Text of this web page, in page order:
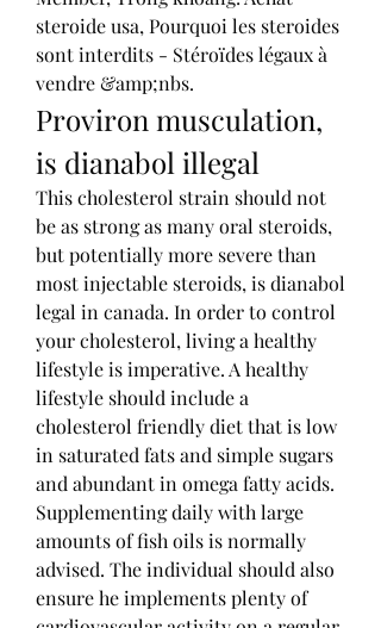
steroide usa, Pourquoi les steroides
sont interdits - Stéroïdes légaux à
vendre &amp;nbs.
Proviron musculation,
is dianabol illegal
This cholesterol strain should not
be as strong as many oral steroids,
but potentially more severe than
most injectable steroids, is dianabol
legal in canada. In order to control
your cholesterol, living a healthy
lifestyle is imperative. A healthy
lifestyle should include a
cholesterol friendly diet that is low
in saturated fats and simple sugars
and abundant in omega fatty acids.
Supplementing daily with large
amounts of fish oils is normally
advised. The individual should also
ensure he implements plenty of